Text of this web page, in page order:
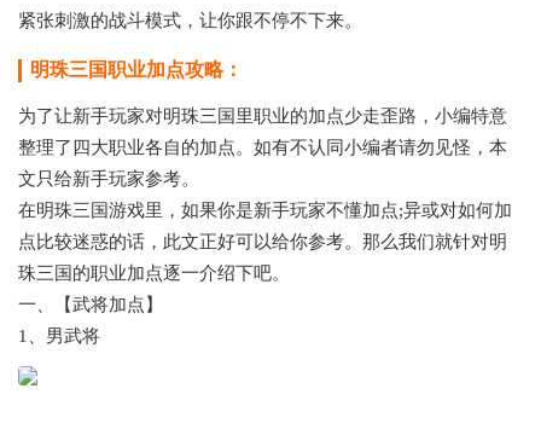
紧张刺激的战斗模式，让你跟不停不下来。
明珠三国职业加点攻略：
为了让新手玩家对明珠三国里职业的加点少走歪路，小编特意
整理了四大职业各自的加点。如有不认同小编者请勿见怪，本
文只给新手玩家参考。
在明珠三国游戏里，如果你是新手玩家不懂加点;异或对如何加
点比较迷惑的话，此文正好可以给你参考。那么我们就针对明
珠三国的职业加点逐一介绍下吧。
一、【武将加点】
1、男武将